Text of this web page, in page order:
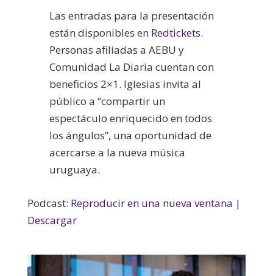
Las entradas para la presentación
están disponibles en Redtickets.
Personas afiliadas a AEBU y
Comunidad La Diaria cuentan con
beneficios 2×1. Iglesias invita al
público a “compartir un
espectáculo enriquecido en todos
los ángulos”, una oportunidad de
acercarse a la nueva música
uruguaya.
Podcast: Reproducir en una nueva ventana |
Descargar